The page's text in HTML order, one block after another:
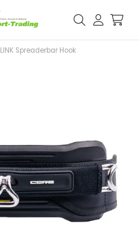
LINK Spreaderbar Hook